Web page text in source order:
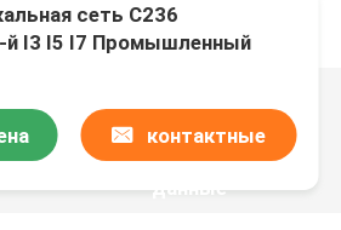
сеть C236
й I3 I5 I7 Промышленный
мини-ПК
контактные
данные